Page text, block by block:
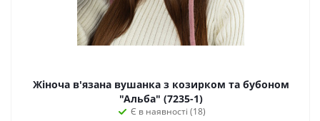
Жіноча в'язана вушанка з козирком та бубоном
"Альба" (7235-1)
Є в наявності (18)